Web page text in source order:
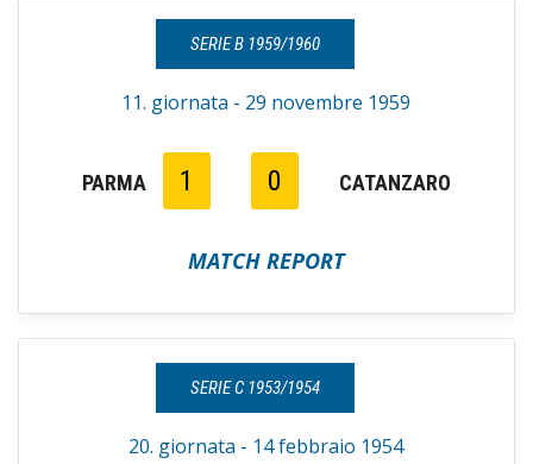
SERIE B 1959/1960
11. giornata - 29 novembre 1959
PARMA 1 0 CATANZARO
MATCH REPORT
SERIE C 1953/1954
20. giornata - 14 febbraio 1954